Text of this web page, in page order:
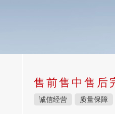
售前售中售后
诚信经营 质量保障